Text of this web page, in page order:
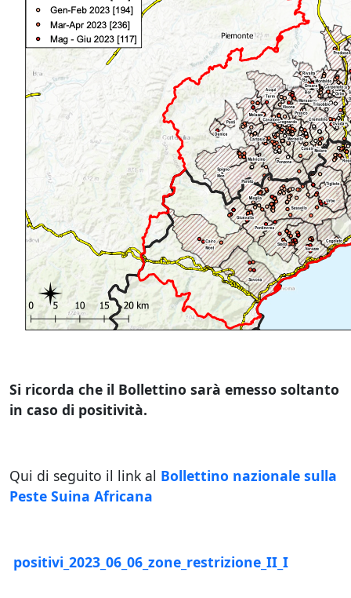
Si ricorda che il Bollettino sarà emesso soltanto
in caso di positività.
Qui di seguito il link al Bollettino nazionale sulla
Peste Suina Africana
positivi_2023_06_06_zone_restrizione_II_I